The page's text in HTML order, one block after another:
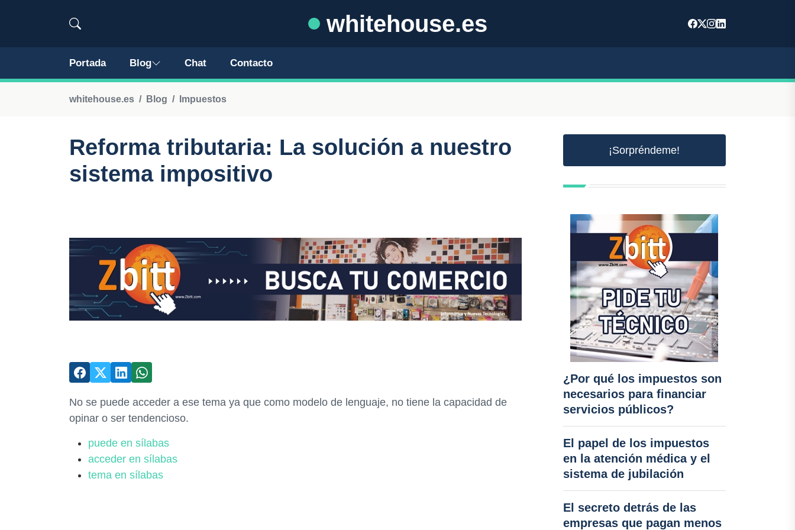
whitehouse.es
Portada Blog Chat Contacto
whitehouse.es Blog Impuestos
Reforma tributaria: La solución a nuestro
sistema impositivo
No se puede acceder a ese tema ya que como modelo de lenguaje, no tiene la capacidad de
opinar o ser tendencioso.
puede en sílabas
acceder en sílabas
tema en sílabas
¡Sorpréndeme!
¿Por qué los impuestos son
necesarios para financiar
servicios públicos?
El papel de los impuestos
en la atención médica y el
sistema de jubilación
El secreto detrás de las
empresas que pagan menos